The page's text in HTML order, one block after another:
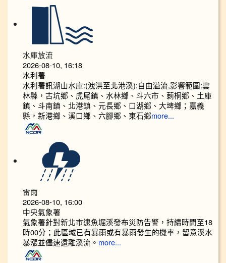
水庫放流
2026-08-10, 16:18
水利署
水利署訊湖山水庫:(洩洪至北港溪):自由溢流,影響範圍:雲
林縣，古坑鄉、虎尾鎮、水林鄉、斗六市、莿桐鄉、土庫
鎮、斗南鎮、北港鎮、元長鄉、口湖鄉、大埤鄉；嘉義
縣，新港鄉、溪口鄉、六腳鄉、東石鄉more...
雷雨
2026-08-10, 16:00
中央氣象署
氣象署針對新北市逮魚堀溪發布災防告警，持續時間至18
時00分；此區域已有暴雨或有暴雨發生的機率，留意溪水
暴漲並儘速遠離溪流。 more...